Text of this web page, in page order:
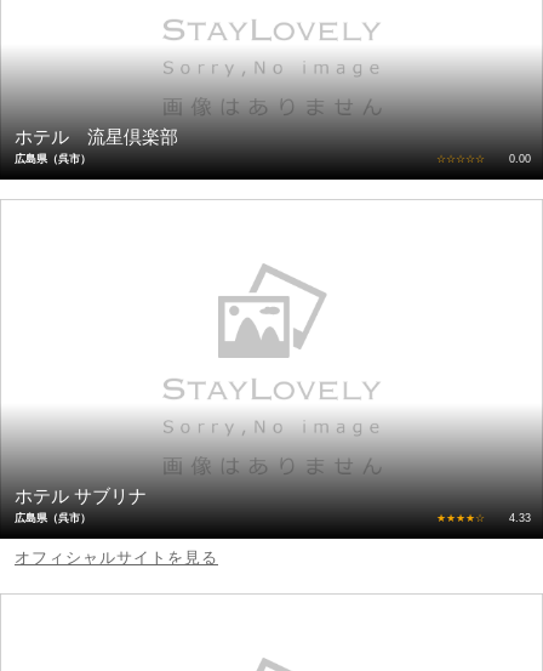
ホテル 流星倶楽部
広島県（呉市） ☆☆☆☆☆ 0.00
ホテル サブリナ
広島県（呉市） ★★★★☆ 4.33
オフィシャルサイトを見る